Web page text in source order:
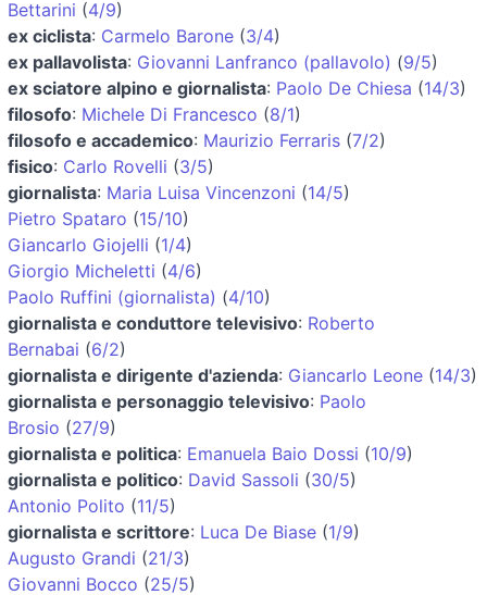
Bettarini (4/9)
ex ciclista: Carmelo Barone (3/4)
ex pallavolista: Giovanni Lanfranco (pallavolo) (9/5)
ex sciatore alpino e giornalista: Paolo De Chiesa (14/3)
filosofo: Michele Di Francesco (8/1)
filosofo e accademico: Maurizio Ferraris (7/2)
fisico: Carlo Rovelli (3/5)
giornalista: Maria Luisa Vincenzoni (14/5)
Pietro Spataro (15/10)
Giancarlo Giojelli (1/4)
Giorgio Micheletti (4/6)
Paolo Ruffini (giornalista) (4/10)
giornalista e conduttore televisivo: Roberto
Bernabai (6/2)
giornalista e dirigente d'azienda: Giancarlo Leone (14/3)
giornalista e personaggio televisivo: Paolo
Brosio (27/9)
giornalista e politica: Emanuela Baio Dossi (10/9)
giornalista e politico: David Sassoli (30/5)
Antonio Polito (11/5)
giornalista e scrittore: Luca De Biase (1/9)
Augusto Grandi (21/3)
Giovanni Bocco (25/5)